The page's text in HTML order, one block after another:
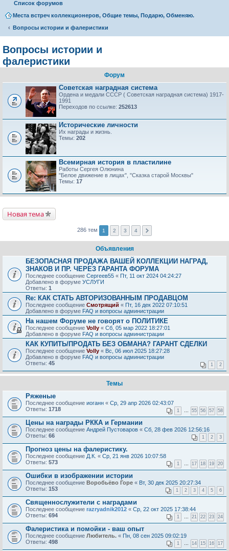
Список форумов
Места встреч коллекционеров, Общие темы, Подарю, Обменяю.
Вопросы истории и фалеристики
Вопросы истории и
фалеристики
Форум
Советская наградная система
Ордена и медали СССР ( Советская наградная система) 1917-
1991
Переходов по ссылке: 252613
Исторические личности
Их награды и жизнь.
Темы: 202
Всемирная история в пластилине
Работы Сергея Олюнина
"Белое движение в лицах", "Сказка старой Москвы"
Темы: 17
Новая тема
286 тем 1 2 3 4
Объявления
БЕЗОПАСНАЯ ПРОДАЖА ВАШЕЙ КОЛЛЕКЦИИ НАГРАД,
ЗНАКОВ И ПР. ЧЕРЕЗ ГАРАНТА ФОРУМА
Последнее сообщение Сергеев55 « Пт, 11 окт 2024 04:24:27
Добавлено в форуме УСЛУГИ
Ответы: 1
Re: КАК СТАТЬ АВТОРИЗОВАННЫМ ПРОДАВЦОМ
Последнее сообщение Смотрящий « Пт, 16 дек 2022 07:10:51
Добавлено в форуме FAQ и вопросы администрации
На нашем Форуме не говорят о ПОЛИТИКЕ
Последнее сообщение Volly « Сб, 05 мар 2022 18:27:01
Добавлено в форуме FAQ и вопросы администрации
КАК КУПИТЬ/ПРОДАТЬ БЕЗ ОБМАНА? ГАРАНТ СДЕЛКИ
Последнее сообщение Volly « Вс, 06 июл 2025 18:27:28
Добавлено в форуме FAQ и вопросы администрации
Ответы: 45 1 2
Темы
Ряженые
Последнее сообщение иоганн « Ср, 29 апр 2026 02:43:07
Ответы: 1718 1 … 55 56 57 58
Цены на награды РККА и Германии
Последнее сообщение Андрей Пустоваров « Сб, 28 фев 2026 12:56:16
Ответы: 66 1 2 3
Прогноз цены на фалеристику.
Последнее сообщение Д.К. « Ср, 21 янв 2026 10:07:58
Ответы: 573 1 … 17 18 19 20
Ошибки в изображении истории
Последнее сообщение Воробьёво Горе « Вт, 30 дек 2025 20:27:34
Ответы: 153 1 2 3 4 5 6
Cвященнослужители с наградами
Последнее сообщение razryadnik2012 « Ср, 22 окт 2025 17:38:44
Ответы: 694 1 … 21 22 23 24
Фалеристика и помойки - ваш опыт
Последнее сообщение Любитель. « Пн, 08 сен 2025 09:02:19
Ответы: 498 1 … 14 15 16 17